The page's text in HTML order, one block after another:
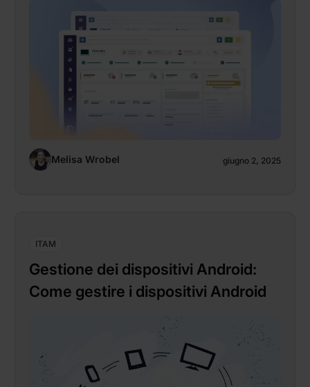
Melisa Wrobel giugno 2, 2025
ITAM
Gestione dei dispositivi Android:
Come gestire i dispositivi Android